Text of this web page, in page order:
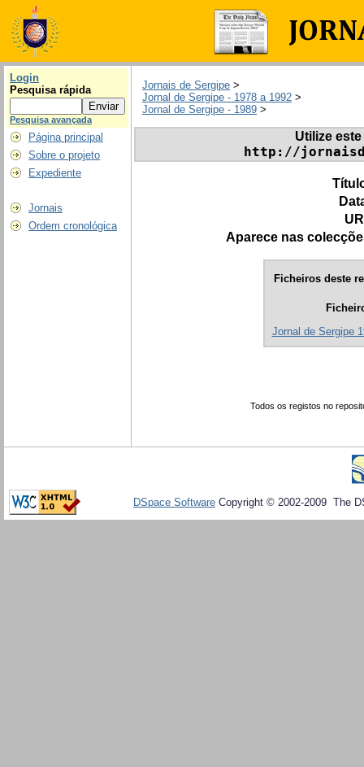
Login
Pesquisa rápida
Pesquisa avançada
Página principal
Sobre o projeto
Expediente
Jornais
Ordem cronológica
Jornais de Sergipe >
Jornal de Sergipe - 1978 a 1992 >
Jornal de Sergipe - 1989 >
Utilize
http://
Aparece nas
Ficheiros deste
Jornal de Sergipe
Todos os registos no
DSpace Software Copyright © 2002-2009 The